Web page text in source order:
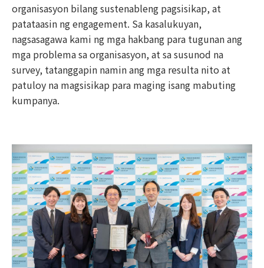
organisasyon bilang sustenableng pagsisikap, at
patataasin ng engagement. Sa kasalukuyan,
nagsasagawa kami ng mga hakbang para tugunan ang
mga problema sa organisasyon, at sa susunod na
survey, tatanggapin namin ang mga resulta nito at
patuloy na magsisikap para maging isang mabuting
kumpanya.